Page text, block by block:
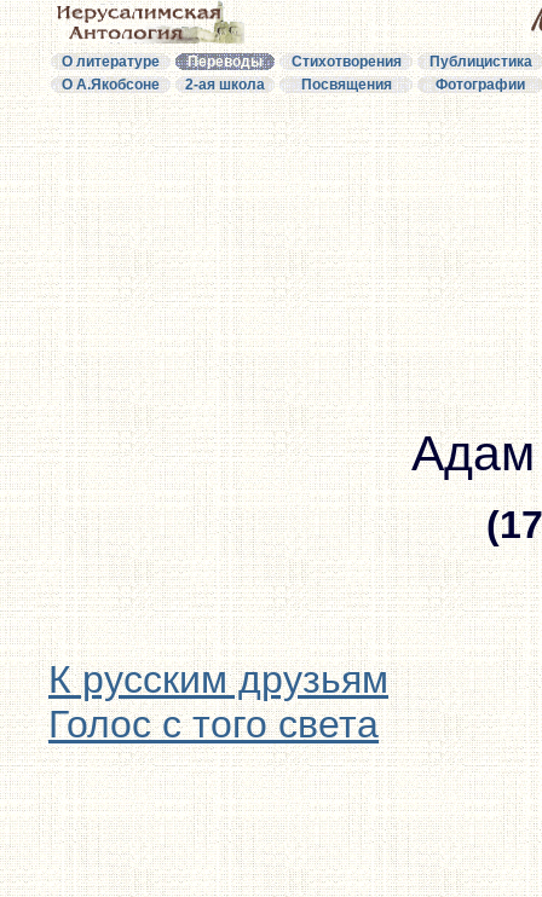
О литературе Переводы Стихотворения
Публицистика
О А.Якобсоне
2-ая школа Посвящения Фотографии
Адам
К русским друзьям
Голос с того света